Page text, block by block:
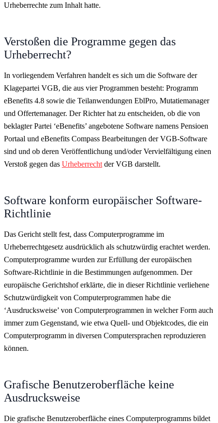
Urheberrechte zum Inhalt hatte.
Verstoßen die Programme gegen das
Urheberrecht?
In vorliegendem Verfahren handelt es sich um die Software der
Klagepartei VGB, die aus vier Programmen besteht: Programm
eBenefits 4.8 sowie die Teilanwendungen EblPro, Mutatiemanager
und Offertemanager. Der Richter hat zu entscheiden, ob die von
beklagter Partei ‘eBenefits’ angebotene Software namens Pensioen
Portaal und eBenefits Compass Bearbeitungen der VGB-Software
sind und ob deren Veröffentlichung und/oder Vervielfältigung einen
Verstoß gegen das Urheberrecht der VGB darstellt.
Software konform europäischer Software-
Richtlinie
Das Gericht stellt fest, dass Computerprogramme im
Urheberrechtgesetz ausdrücklich als schutzwürdig erachtet werden.
Computerprogramme wurden zur Erfüllung der europäischen
Software-Richtlinie in die Bestimmungen aufgenommen. Der
europäische Gerichtshof erklärte, die in dieser Richtlinie verliehene
Schutzwürdigkeit von Computerprogrammen habe die
‘Ausdrucksweise’ von Computerprogrammen in welcher Form auch
immer zum Gegenstand, wie etwa Quell- und Objektcodes, die ein
Computerprogramm in diversen Computersprachen reproduzieren
können.
Grafische Benutzeroberfläche keine
Ausdrucksweise
Die grafische Benutzeroberfläche eines Computerprogramms bildet